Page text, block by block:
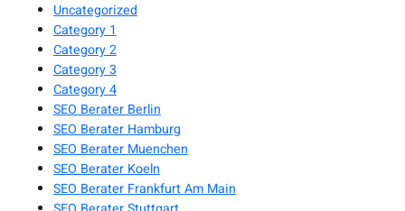
Uncategorized
Category 1
Category 2
Category 3
Category 4
SEO Berater Berlin
SEO Berater Hamburg
SEO Berater Muenchen
SEO Berater Koeln
SEO Berater Frankfurt Am Main